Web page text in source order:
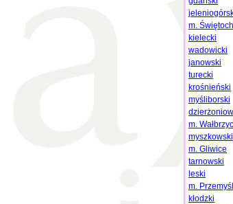
m.
kielecki
wadowicki
janowski
turecki
krośnieński
myśliborski
m.
myszkowski
m. Gliwice
tarnowski
leski
m. Przemyśl
kłodzki